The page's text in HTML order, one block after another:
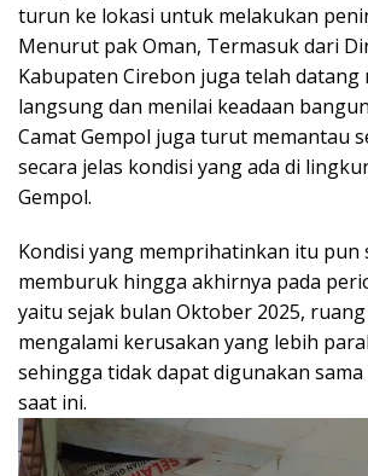
turun ke lokasi untuk melakukan
Menurut pak Oman, Termasuk dari
Kabupaten Cirebon juga telah datang
langsung dan menilai keadaan
Camat Gempol juga turut memantau
secara jelas kondisi yang ada di
Gempol.
Kondisi yang memprihatinkan itu pun
memburuk hingga akhirnya pada
yaitu sejak bulan Oktober 2025,
mengalami kerusakan yang lebih
sehingga tidak dapat digunakan
saat ini.